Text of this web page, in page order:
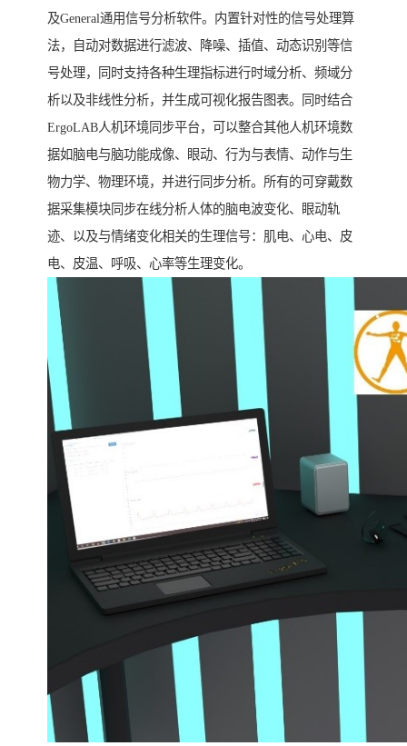
及General通用信号分析软件。内置针对性的信号处理算
法，自动对数据进行滤波、降噪、插值、动态识别等信
号处理，同时支持各种生理指标进行时域分析、频域分
析以及非线性分析，并生成可视化报告图表。同时结合
ErgoLAB人机环境同步平台，可以整合其他人机环境数
据如脑电与脑功能成像、眼动、行为与表情、动作与生
物力学、物理环境，并进行同步分析。所有的可穿戴数
据采集模块同步在线分析人体的脑电波变化、眼动轨
迹、以及与情绪变化相关的生理信号：肌电、心电、皮
电、皮温、呼吸、心率等生理变化。